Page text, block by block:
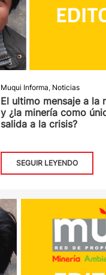
Muqui Informa, Noticias
El ultimo mensaje a la
y ¿la minería como
salida a la crisis?
SEGUIR LEYENDO